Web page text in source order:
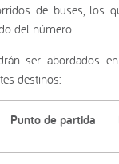
de buses, los
del número.
ser abordados
destinos:
Punto de partida